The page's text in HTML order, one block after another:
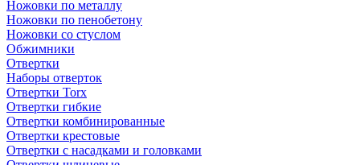
Ножовки по металлу
Ножовки по пенобетону
Ножовки со стуслом
Обжимники
Отвертки
Наборы отверток
Отвертки Torx
Отвертки гибкие
Отвертки комбинированные
Отвертки крестовые
Отвертки с насадками и головками